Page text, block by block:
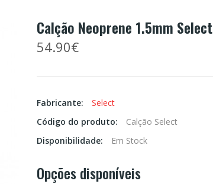
Calção Neoprene 1.5mm Select
54.90€
Fabricante:
Select
Código do produto:
Calção Select
Disponibilidade:
Em Stock
Opções disponíveis